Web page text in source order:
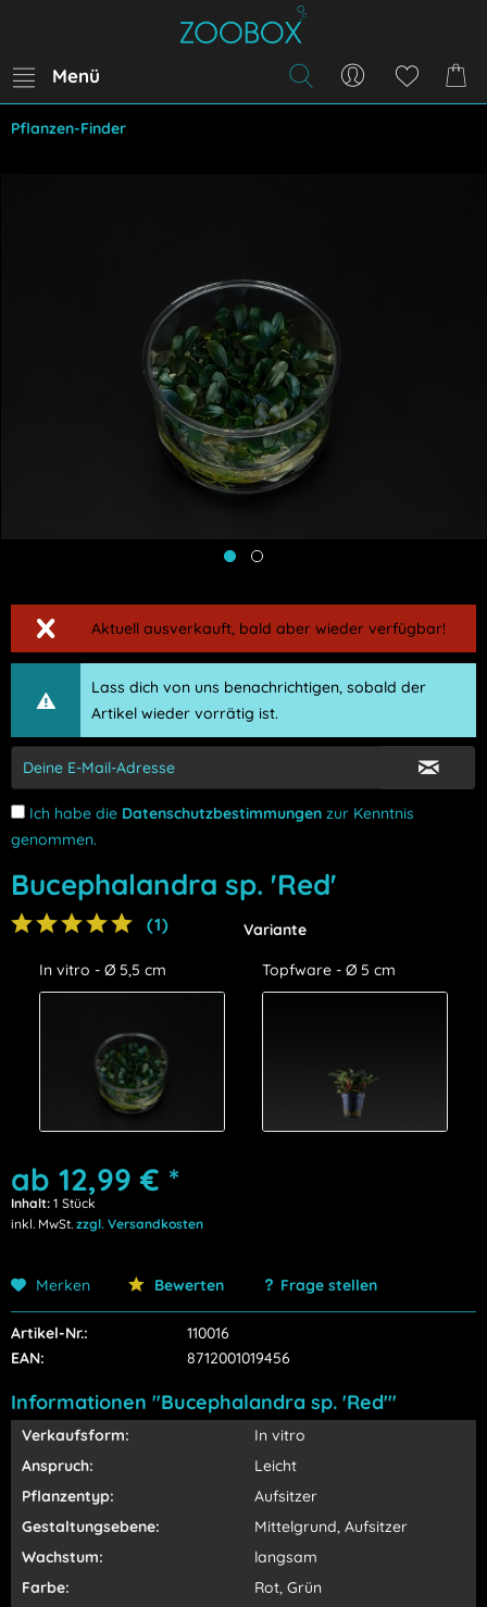
Menü
Pflanzen-Finder
Aktuell ausverkauft, bald aber wieder verfügbar!
Lass dich von uns benachrichtigen, sobald der
Artikel wieder vorrätig ist.
Ich habe die Datenschutzbestimmungen zur Kenntnis
genommen.
Bucephalandra sp. 'Red'
(1) Variante
In vitro - Ø 5,5 cm Topfware - Ø 5 cm
ab 12,99 € *
Inhalt: 1 Stück
inkl. MwSt. zzgl. Versandkosten
Merken Bewerten Frage stellen
Artikel-Nr.:
110016
EAN:
8712001019456
Informationen "Bucephalandra sp. 'Red'"
Verkaufsform:
In vitro
Anspruch:
Leicht
Pflanzentyp:
Aufsitzer
Gestaltungsebene:
Mittelgrund, Aufsitzer
Wachstum:
langsam
Farbe:
Rot, Grün